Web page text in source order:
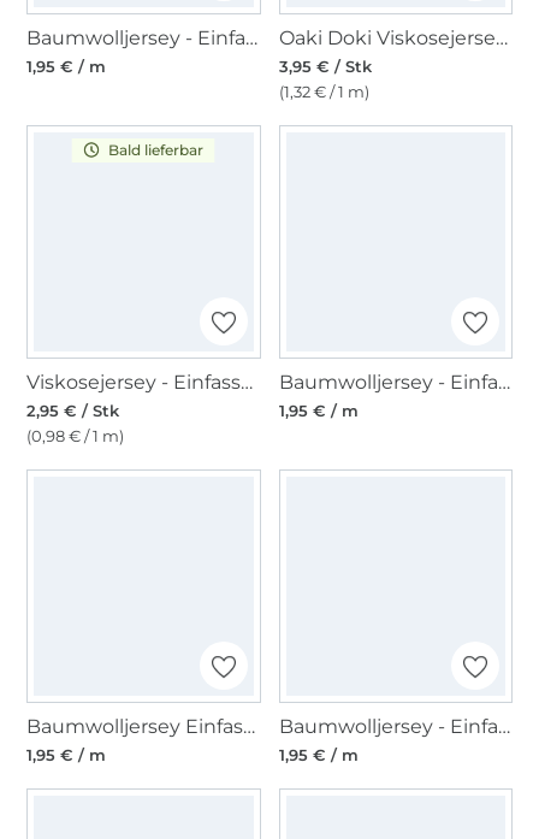
Baumwolljersey - Einfassband quer, dunkelgrün
1,95 € / m
Oaki Doki Viskosejersey - Einfassband Leo 3m, rostrot
3,95 € / Stk
(1,32 € / 1 m)
Bald lieferbar
Viskosejersey - Einfassband 3m, altrosa
2,95 € / Stk
(0,98 € / 1 m)
Baumwolljersey - Einfassband quer, senfgelb
1,95 € / m
Baumwolljersey Einfassband, weiss
1,95 € / m
Baumwolljersey - Einfassband quer, babyrosa
1,95 € / m